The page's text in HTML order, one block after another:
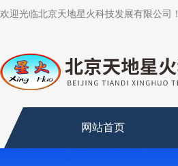
欢迎光临北京天地星火科技发展有限公司！
网站首页